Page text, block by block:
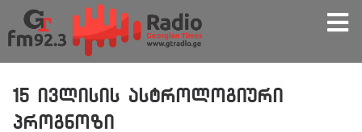
15 ივლისის ასტროლოგიური
პროგნოზი